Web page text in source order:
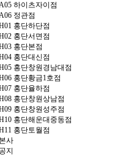
하이츠자이점
정관점
홍단하단점
홍단서면점
홍단본점
홍단대신점
홍단창원경남대점
홍단황금1호점
홍단율하점
홍단창원상남점
홍단창원성주점
홍단해운대중동점
홍단토월점
본사
공지